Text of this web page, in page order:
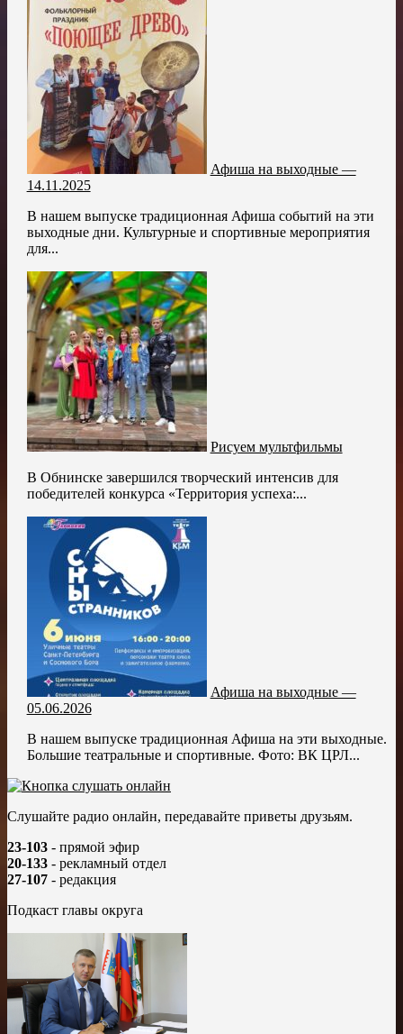
Афиша на выходные —
14.11.2025
В нашем выпуске традиционная Афиша событий на эти
выходные дни. Культурные и спортивные мероприятия
для...
Рисуем мультфильмы
В Обнинске завершился творческий интенсив для
победителей конкурса «Территория успеха:...
Афиша на выходные —
05.06.2026
В нашем выпуске традиционная Афиша на эти выходные.
Большие театральные и спортивные. Фото: ВК ЦРЛ...
Слушайте радио онлайн, передавайте приветы друзьям.
23-103 - прямой эфир
20-133 - рекламный отдел
27-107 - редакция
Подкаст главы округа